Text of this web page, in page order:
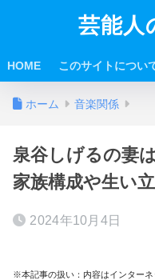
芸能人
HOME このサイトについ
ホーム 音楽関係
泉谷しげるの妻
家族構成や生い
2024年10月4日
※本記事の扱い：内容はインター